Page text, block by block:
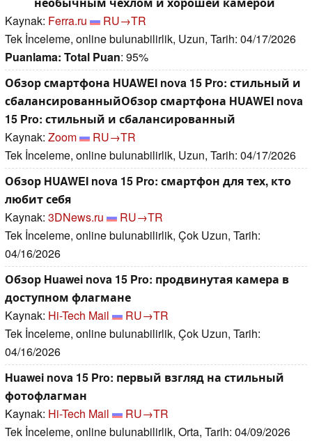
Kaynak: Ferra.ru
RU→TR
Tek İnceleme, online bulunabilirlik, Uzun, Tarih: 04/17/2026
Puanlama: Total Puan: 95%
Обзор смартфона HUAWEI nova 15 Pro: стильный и
сбалансированныйОбзор смартфона HUAWEI nova
15 Pro: стильный и сбалансированный
Kaynak: Zoom
RU→TR
Tek İnceleme, online bulunabilirlik, Uzun, Tarih: 04/17/2026
Обзор HUAWEI nova 15 Pro: смартфон для тех, кто
любит себя
Kaynak: 3DNews.ru
RU→TR
Tek İnceleme, online bulunabilirlik, Çok Uzun, Tarih:
04/16/2026
Обзор Huawei nova 15 Pro: продвинутая камера в
доступном флагмане
Kaynak: Hi-Tech Mail
RU→TR
Tek İnceleme, online bulunabilirlik, Çok Uzun, Tarih:
04/16/2026
Huawei nova 15 Pro: первый взгляд на стильный
фотофлагман
Kaynak: Hi-Tech Mail
RU→TR
Tek İnceleme, online bulunabilirlik, Orta, Tarih: 04/09/2026